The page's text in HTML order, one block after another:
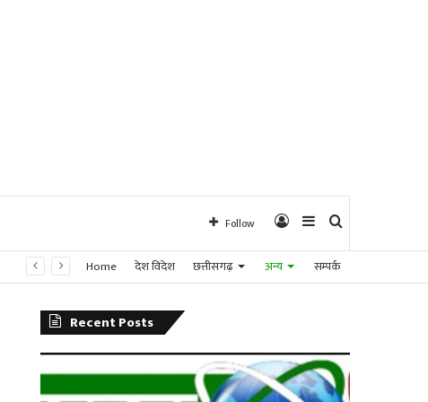
Search
Sidebar
Log
In
Follow
Home देश विदेश छत्तीसगढ़ अन्य सम्पर्क
Recent Posts